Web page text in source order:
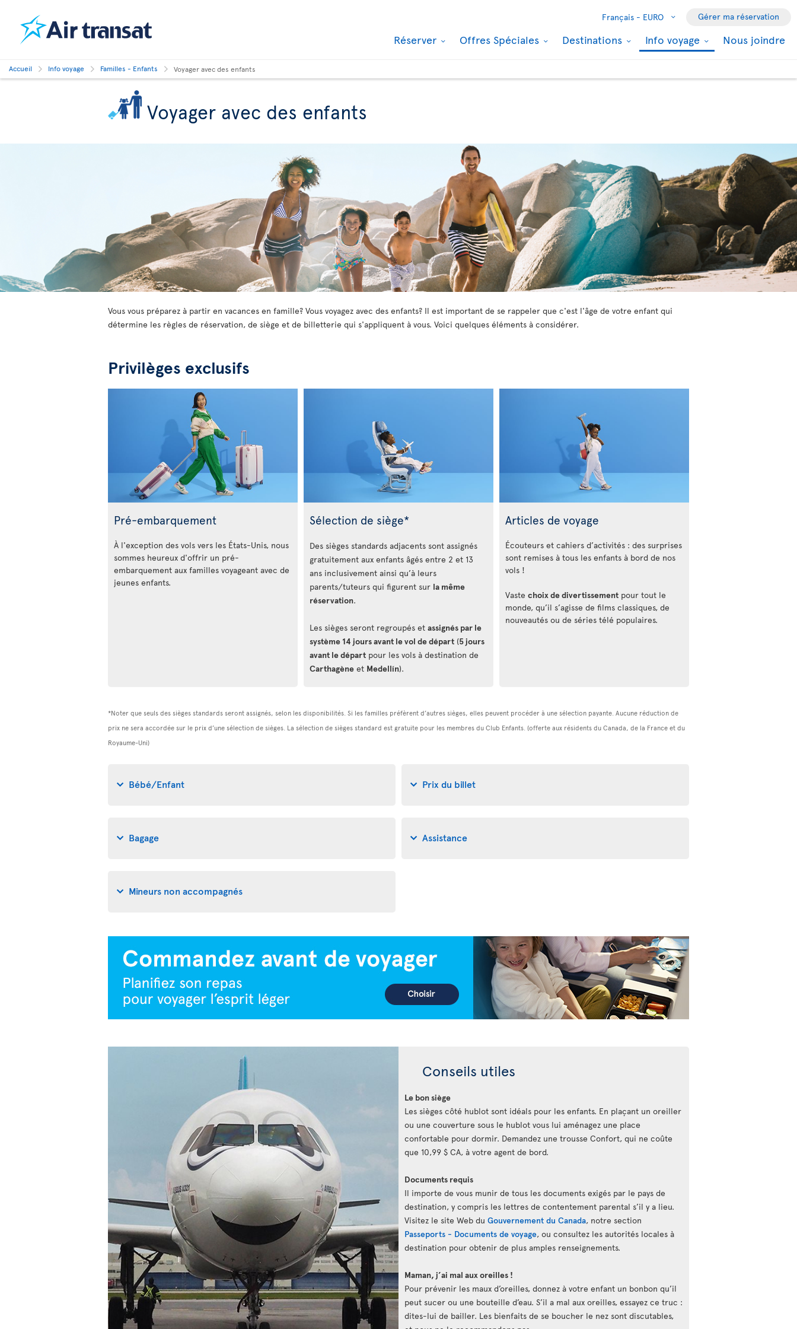
Français - EURO Gérer ma réservation
Réserver Offres Spéciales Destinations Info voyage Nous joindre
Accueil Info voyage Familles - Enfants Voyager avec des enfants
Voyager avec des enfants
Vous vous préparez à partir en vacances en famille? Vous voyagez avec des enfants? Il est important de se rappeler que c'est l'âge de votre enfant qui
détermine les règles de réservation, de siège et de billetterie qui s'appliquent à vous. Voici quelques éléments à considérer.
Privilèges exclusifs
Pré-embarquement
À l'exception des vols vers les États-Unis, nous
sommes heureux d'offrir un pré-
embarquement aux familles voyageant avec de
jeunes enfants.
Sélection de siège*
Des sièges standards adjacents sont assignés
gratuitement aux enfants âgés entre 2 et 13
ans inclusivement ainsi qu’à leurs
parents/tuteurs qui figurent sur la même
réservation.
Les sièges seront regroupés et assignés par le
système 14 jours avant le vol de départ (5 jours
avant le départ pour les vols à destination de
Carthagène et Medellín).
Articles de voyage
Écouteurs et cahiers d’activités : des surprises
sont remises à tous les enfants à bord de nos
vols !
Vaste choix de divertissement pour tout le
monde, qu’il s’agisse de films classiques, de
nouveautés ou de séries télé populaires.
*Noter que seuls des sièges standards seront assignés, selon les disponibilités. Si les familles préfèrent d’autres sièges, elles peuvent procéder à une sélection payante. Aucune réduction de
prix ne sera accordée sur le prix d’une sélection de sièges. La sélection de sièges standard est gratuite pour les membres du Club Enfants. (offerte aux résidents du Canada, de la France et du
Royaume-Uni)
Bébé/Enfant Prix du billet
Bagage Assistance
Mineurs non accompagnés
Conseils utiles
Le bon siège
Les sièges côté hublot sont idéals pour les enfants. En plaçant un oreiller
ou une couverture sous le hublot vous lui aménagez une place
confortable pour dormir. Demandez une trousse Confort, qui ne coûte
que 10,99 $ CA, à votre agent de bord.
Documents requis
Il importe de vous munir de tous les documents exigés par le pays de
destination, y compris les lettres de contentement parental s’il y a lieu.
Visitez le site Web du Gouvernement du Canada, notre section
Passeports - Documents de voyage, ou consultez les autorités locales à
destination pour obtenir de plus amples renseignements.
Maman, j’ai mal aux oreilles !
Pour prévenir les maux d’oreilles, donnez à votre enfant un bonbon qu’il
peut sucer ou une bouteille d’eau. S’il a mal aux oreilles, essayez ce truc :
dites-lui de bailler. Les bienfaits de se boucher le nez sont discutables,